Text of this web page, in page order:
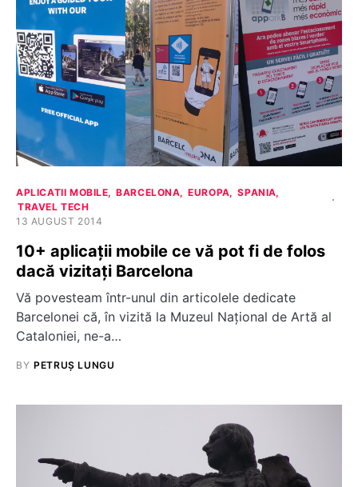
APLICATII MOBILE BARCELONA EUROPA
SPANIA
TRAVEL TECH
13 AUGUST 2014
10+ aplicații mobile ce vă pot fi de folos
dacă vizitați Barcelona
Vă povesteam într-unul din articolele dedicate
Barcelonei că, în vizită la Muzeul Naţional de Artă al
Cataloniei, ne-a…
BY PETRUȘ LUNGU